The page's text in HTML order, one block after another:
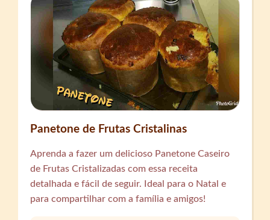
Panetone de Frutas Cristalinas
Aprenda a fazer um delicioso Panetone Caseiro
de Frutas Cristalizadas com essa receita
detalhada e fácil de seguir. Ideal para o Natal e
para compartilhar com a família e amigos!